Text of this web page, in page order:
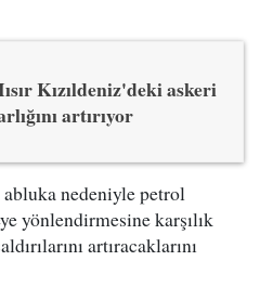
Kızıldeniz'deki askeri
artırıyor
nedeniyle petrol
yönlendirmesine karşılık
artıracaklarını